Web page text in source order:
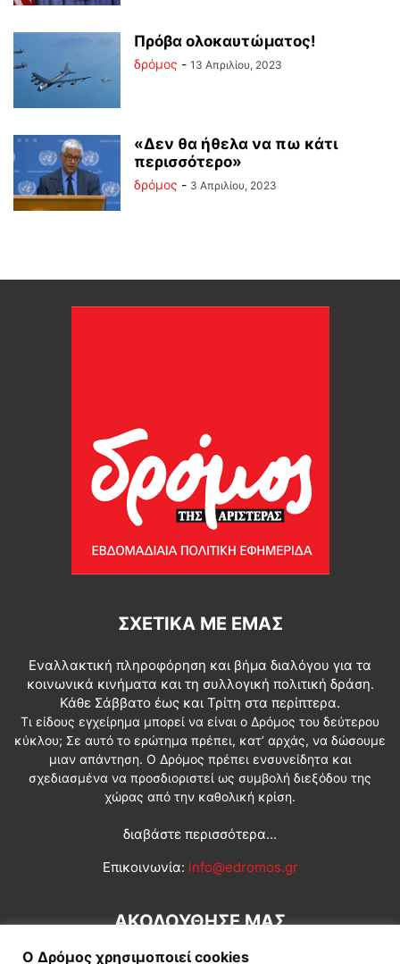
Πρόβα ολοκαυτώματος!
δρόμος - 13 Απριλίου, 2023
«Δεν θα ήθελα να πω κάτι
περισσότερο»
δρόμος - 3 Απριλίου, 2023
ΣΧΕΤΙΚΆ ΜΕ ΕΜΆΣ
Εναλλακτική πληροφόρηση και βήμα διαλόγου για τα
κοινωνικά κινήματα και τη συλλογική πολιτική δράση.
Κάθε Σάββατο έως και Τρίτη στα περίπτερα.
Τι είδους εγχείρημα μπορεί να είναι ο Δρόμος του δεύτερου
κύκλου; Σε αυτό το ερώτημα πρέπει, κατ’ αρχάς, να δώσουμε
μιαν απάντηση. Ο Δρόμος πρέπει ενσυνείδητα και
σχεδιασμένα να προσδιοριστεί ως συμβολή διεξόδου της
χώρας από την καθολική κρίση.
διαβάστε περισσότερα...
Επικοινωνία: info@edromos.gr
ΑΚΟΛΟΥΘΗΣΕ ΜΑΣ
Ο Δρόμος χρησιμοποιεί cookies